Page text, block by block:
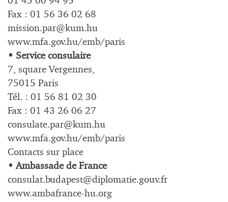
Fax : 01 56 36 02 68
mission.par@kum.hu
www.mfa.gov.hu/emb/paris
• Service consulaire
7, square Vergennes,
75015 Paris
Tél. : 01 56 81 02 30
Fax : 01 43 26 06 27
consulate.par@kum.hu
www.mfa.gov.hu/emb/paris
Contacts sur place
• Ambassade de France
consulat.budapest@diplomatie.gouv.fr
www.ambafrance-hu.org